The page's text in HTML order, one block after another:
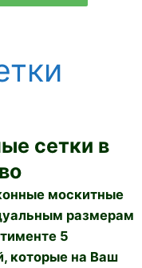
сетки в
москитные
размерам
5
которые на Ваш